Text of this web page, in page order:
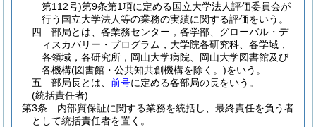
第112号)第9条第1項に定める国立大学法人評価委員会が
行う国立大学法人等の業務の実績に関する評価をいう。
四
部局とは、各業務センター，各学部、グローバル・デ
ィスカバリー・プログラム，大学院各研究科、各学域，
各領域，各研究所，岡山大学病院、岡山大学図書館及び
各機構(図書館・公共知共創機構を除く。)をいう。
五
部局長とは、 前号に定める各部局の長をいう。
(統括責任者)
第3条
内部質保証に関する業務を統括し、最終責任を負う者
として統括責任者を置く。